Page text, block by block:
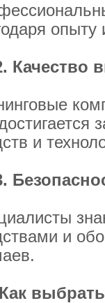
Качество
и
и